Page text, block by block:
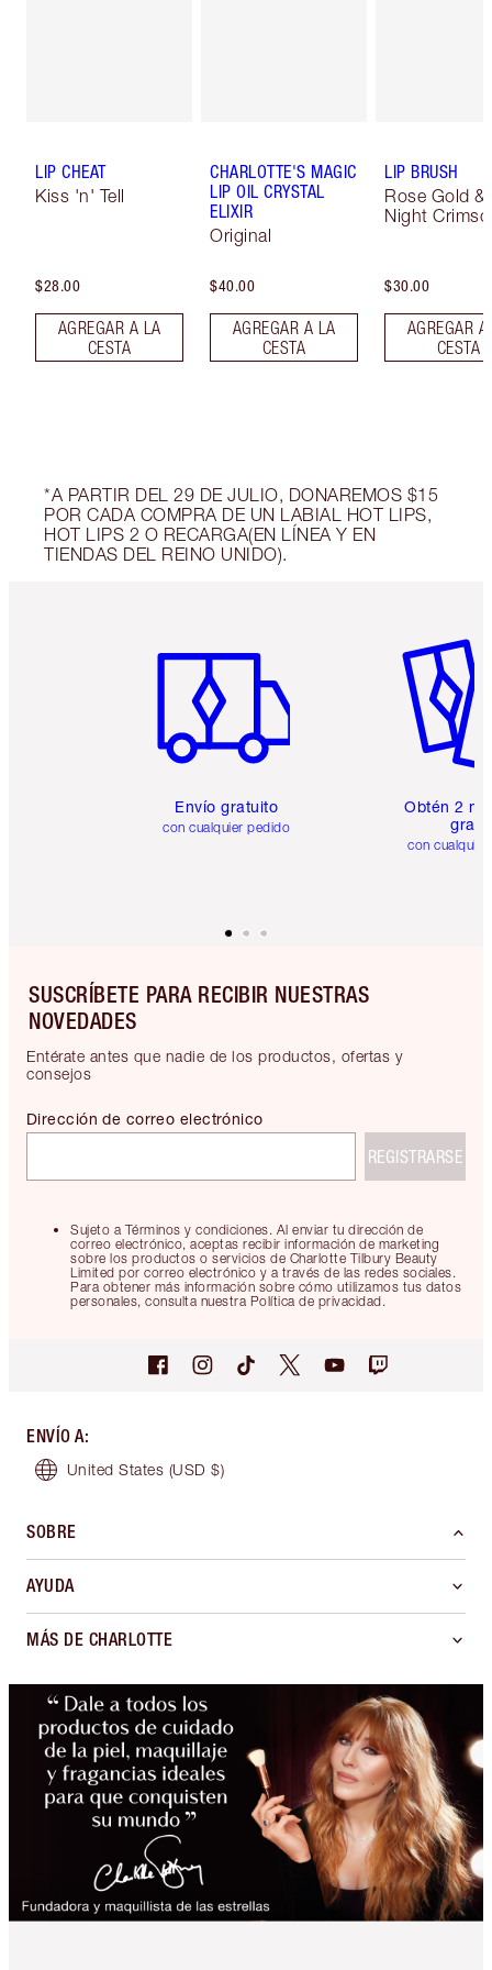
LIP CHEAT
Kiss 'n' Tell
$28.00
AGREGAR A LA
CESTA
CHARLOTTE'S MAGIC
LIP OIL CRYSTAL
ELIXIR
Original
$40.00
AGREGAR A LA
CESTA
LIP BRUSH
Rose Gold &
Night
$30.00
AGREGAR
CESTA
*A PARTIR DEL 29 DE JULIO, DONAREMOS $15
POR CADA COMPRA DE UN LABIAL HOT LIPS,
HOT LIPS 2 O RECARGA(EN LÍNEA Y EN
TIENDAS DEL REINO UNIDO).
Envío gratuito
con cualquier pedido
Obtén 2
gratis
con
SUSCRÍBETE PARA RECIBIR NUESTRAS
NOVEDADES
Entérate antes que nadie de los productos, ofertas y
consejos
Sujeto a Términos y condiciones. Al enviar tu dirección de
correo electrónico, aceptas recibir información de marketing
sobre los productos o servicios de Charlotte Tilbury Beauty
Limited por correo electrónico y a través de las redes sociales.
Para obtener más información sobre cómo utilizamos tus datos
personales, consulta nuestra Política de privacidad.
Dirección de correo electrónico
REGISTRARSE
ENVÍO A:
United States (USD $)
SOBRE
AYUDA
MÁS DE CHARLOTTE